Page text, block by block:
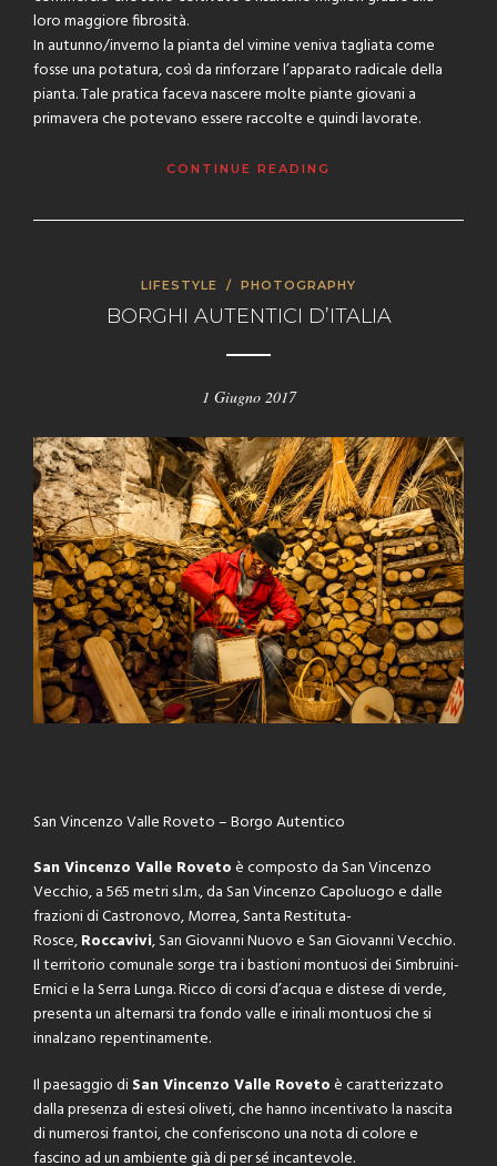
loro maggiore fibrosità.
In autunno/inverno la pianta del vimine veniva tagliata come
fosse una potatura, così da rinforzare l’apparato radicale della
pianta. Tale pratica faceva nascere molte piante giovani a
primavera che potevano essere raccolte e quindi lavorate.
CONTINUE READING
LIFESTYLE / PHOTOGRAPHY
BORGHI AUTENTICI D’ITALIA
1 Giugno 2017
San Vincenzo Valle Roveto – Borgo Autentico
San Vincenzo Valle Rovetoè composto da San Vincenzo
Vecchio, a 565 metri s.l.m., da San Vincenzo Capoluogo e dalle
frazioni di Castronovo, Morrea, Santa Restituta-
Rosce,Roccavivi, San Giovanni Nuovo e San Giovanni Vecchio.
Il territorio comunale sorge tra i bastioni montuosi dei Simbruini-
Ernici e la Serra Lunga. Ricco di corsi d’acqua e distese di verde,
presenta un alternarsi tra fondo valle e irinali montuosi che si
innalzano repentinamente.
Il paesaggio diSan Vincenzo Valle Rovetoè caratterizzato
dalla presenza di estesi oliveti, che hanno incentivato la nascita
di numerosi frantoi, che conferiscono una nota di colore e
fascino ad un ambiente già di per sé incantevole.